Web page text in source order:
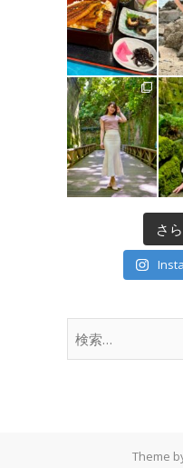
さ
Theme